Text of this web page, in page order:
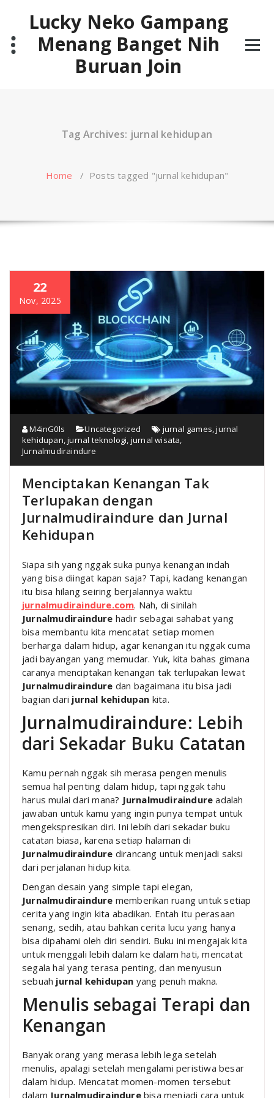
contentLucky Neko Gampang
Menang Banget Nih
Buruan Join
Tag Archives: jurnal kehidupan
Home / Posts tagged "jurnal kehidupan"
22
Nov, 2025
M4inG0ls Uncategorized jurnal games ,jurnal
kehidupan ,jurnal teknologi jurnal wisata
Jurnalmudiraindure
Menciptakan Kenangan Tak
Terlupakan dengan
Jurnalmudiraindure dan Jurnal
Kehidupan
Siapa sih yang nggak suka punya kenangan indah
yang bisa diingat kapan saja? Tapi, kadang kenangan
itu bisa hilang seiring berjalannya waktu
jurnalmudiraindure.com. Nah, di sinilah
Jurnalmudiraindure hadir sebagai sahabat yang
bisa membantu kita mencatat setiap momen
berharga dalam hidup, agar kenangan itu nggak cuma
jadi bayangan yang memudar. Yuk, kita bahas gimana
caranya menciptakan kenangan tak terlupakan lewat
Jurnalmudiraindure dan bagaimana itu bisa jadi
bagian dari jurnal kehidupan kita.
Jurnalmudiraindure: Lebih
dari Sekadar Buku Catatan
Kamu pernah nggak sih merasa pengen menulis
semua hal penting dalam hidup, tapi nggak tahu
harus mulai dari mana? Jurnalmudiraindure adalah
jawaban untuk kamu yang ingin punya tempat untuk
mengekspresikan diri. Ini lebih dari sekadar buku
catatan biasa, karena setiap halaman di
Jurnalmudiraindure dirancang untuk menjadi saksi
dari perjalanan hidup kita.
Dengan desain yang simple tapi elegan,
Jurnalmudiraindure memberikan ruang untuk setiap
cerita yang ingin kita abadikan. Entah itu perasaan
senang, sedih, atau bahkan cerita lucu yang hanya
bisa dipahami oleh diri sendiri. Buku ini mengajak kita
untuk menggali lebih dalam ke dalam hati, mencatat
segala hal yang terasa penting, dan menyusun
sebuah jurnal kehidupan yang penuh makna.
Menulis sebagai Terapi dan
Kenangan
Banyak orang yang merasa lebih lega setelah
menulis, apalagi setelah mengalami peristiwa besar
dalam hidup. Mencatat momen-momen tersebut
dalam Jurnalmudiraindurebisa menjadi cara untuk